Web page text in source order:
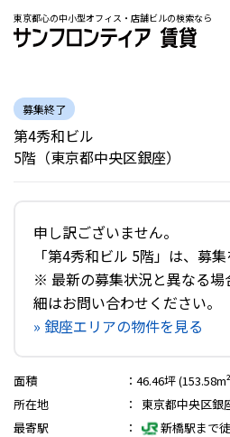
東京都心の中小型オフィス・店舗ビルの検索なら
募集終了
第4秀和ビル
5階（東京都中央区銀座）
申し訳ございません。
「第4秀和ビル 5階」は、募
※ 最新の募集状況と異なる場
細はお問い合わせください。
» 銀座エリアの物件を見る
面積 ： 46.46坪
所在地
：
東京都中央区銀
最寄駅
：
新橋駅まで